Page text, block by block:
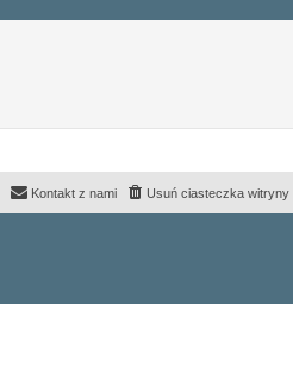
Usuń ciasteczka witryny
Kontakt z nami